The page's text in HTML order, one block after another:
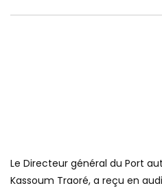
Le Directeur général du Port
Kassoum Traoré, a reçu en